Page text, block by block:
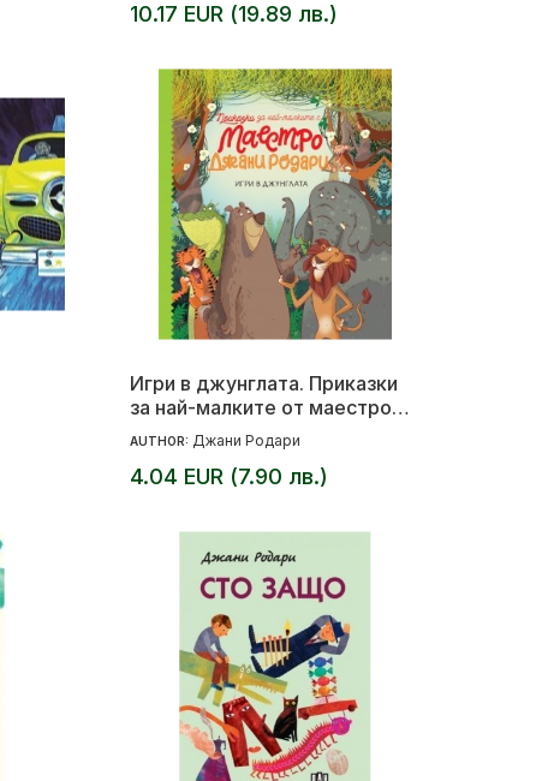
10.17 EUR (19.89 лв.)
Игри в джунглата. Приказки
за най-малките от маестро
Джани Родари
AUTHOR: Джани Родари
4.04 EUR (7.90 лв.)